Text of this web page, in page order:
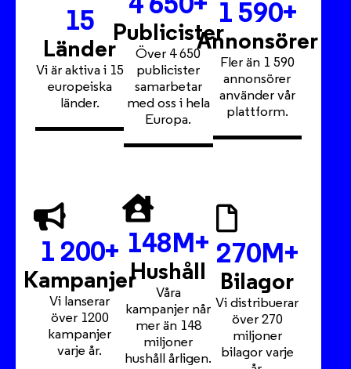
Länder
15
Vi är aktiva i 15
europeiska
länder.
Publicister
Över 4 650
publicister
samarbetar
med oss i hela
Europa.
Annonsörer
1 590+
Fler än 1 590
annonsörer
använder vår
plattform.
Kampanjer
1 200+
Vi lanserar
över 1200
kampanjer
varje år.
Hushåll
148M+
Våra
kampanjer når
mer än 148
miljoner
hushåll årligen.
Bilagor
270M+
Vi distribuerar
över 270
miljoner
bilagor varje